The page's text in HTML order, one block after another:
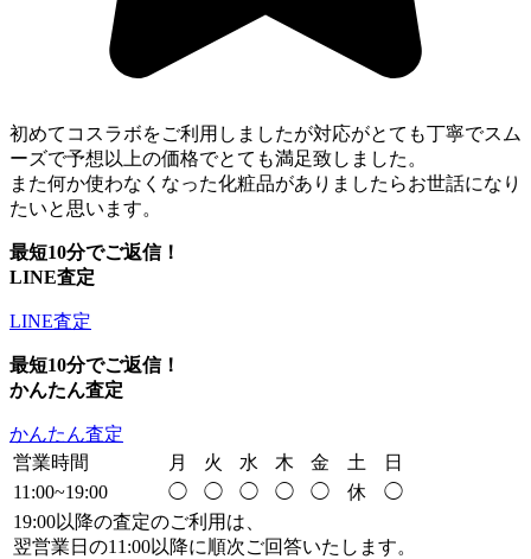
初めてコスラボをご利用しましたが対応がとても丁寧でスム
ーズで予想以上の価格でとても満足致しました。
また何か使わなくなった化粧品がありましたらお世話になり
たいと思います。
最短10分でご返信！
LINE査定
LINE査定
最短10分でご返信！
かんたん査定
かんたん査定
営業時間
月 火 水 木 金 土
日
11:00~19:00
◯ ◯ ◯ ◯ ◯ 休
◯
19:00以降の査定のご利用は、
翌営業日の11:00以降に順次ご回答いたします。